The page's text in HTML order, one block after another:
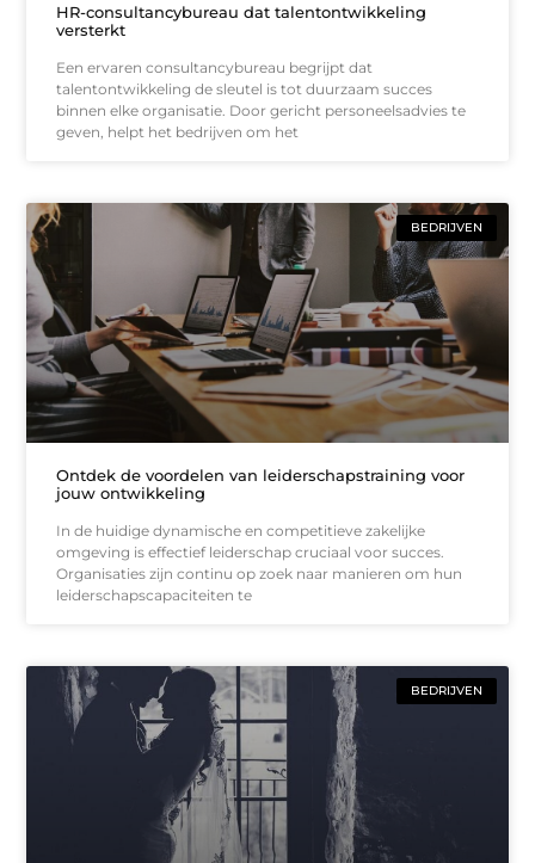
HR-consultancybureau dat talentontwikkeling
versterkt
Een ervaren consultancybureau begrijpt dat
talentontwikkeling de sleutel is tot duurzaam succes
binnen elke organisatie. Door gericht personeelsadvies te
geven, helpt het bedrijven om het
BEDRIJVEN
Ontdek de voordelen van leiderschapstraining voor
jouw ontwikkeling
In de huidige dynamische en competitieve zakelijke
omgeving is effectief leiderschap cruciaal voor succes.
Organisaties zijn continu op zoek naar manieren om hun
leiderschapscapaciteiten te
BEDRIJVEN